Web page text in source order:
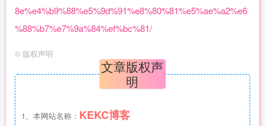
8e%e4%b9%88%e5%9d%91%e8%80%81%e5%ae%a2%e6
%88%b7%e7%9a%84%ef%bc%81/
© 版权声明
文章版权声
明
1、本网站名称： KEKC博客